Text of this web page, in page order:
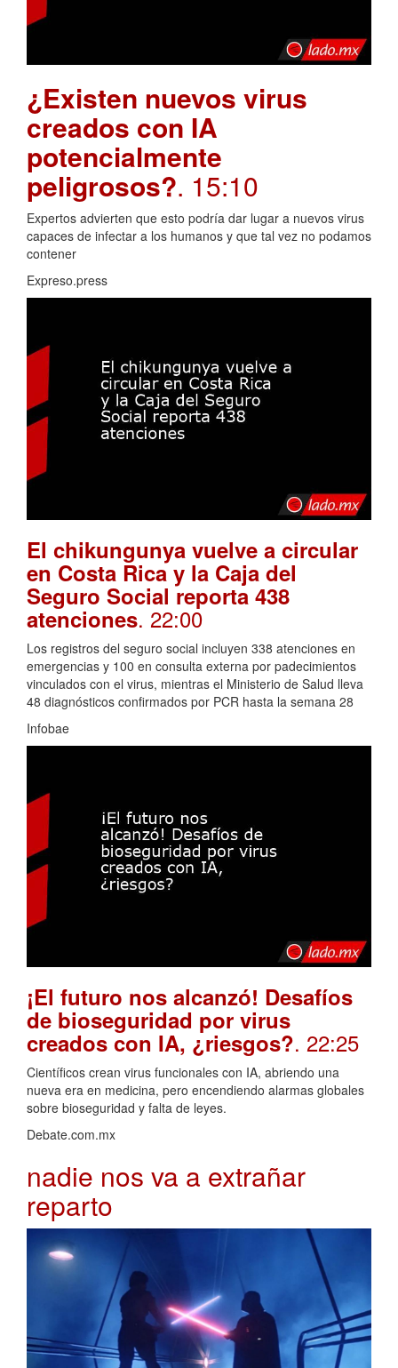
¿Existen nuevos virus
creados con IA
potencialmente
peligrosos?. 15:10
Expertos advierten que esto podría dar lugar a nuevos virus
capaces de infectar a los humanos y que tal vez no podamos
contener
Expreso.press
El chikungunya vuelve a circular
en Costa Rica y la Caja del
Seguro Social reporta 438
atenciones. 22:00
Los registros del seguro social incluyen 338 atenciones en
emergencias y 100 en consulta externa por padecimientos
vinculados con el virus, mientras el Ministerio de Salud lleva
48 diagnósticos confirmados por PCR hasta la semana 28
Infobae
¡El futuro nos alcanzó! Desafíos
de bioseguridad por virus
creados con IA, ¿riesgos?. 22:25
Científicos crean virus funcionales con IA, abriendo una
nueva era en medicina, pero encendiendo alarmas globales
sobre bioseguridad y falta de leyes.
Debate.com.mx
nadie nos va a extrañar
reparto